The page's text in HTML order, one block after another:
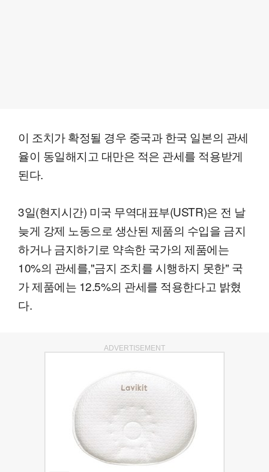
이 조치가 확정될 경우 중국과 한국 일본의 관세
율이 동일해지고 대만은 적은 관세를 적용받게
된다.
3일(현지시간) 미국 무역대표부(USTR)은 전 날
늦게 강제 노동으로 생산된 제품의 수입을 금지
하거나 금지하기로 약속한 국가의 제품에는
10%의 관세를,"금지 조치를 시행하지 못한" 국
가 제품에는 12.5%의 관세를 적용한다고 밝혔
다.
ADVERTISEMENT